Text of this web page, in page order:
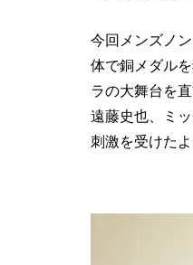
今回メンズノ
体で銅メダル
ラの大舞台を
遠藤史也、ミ
刺激を受けたよ